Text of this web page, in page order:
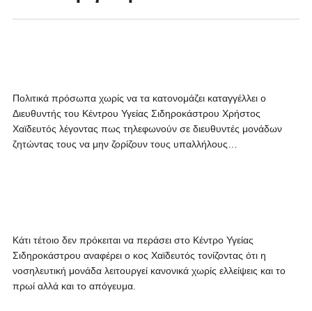
Πολιτικά πρόσωπα χωρίς να τα κατονομάζει καταγγέλλει ο
Διευθυντής του Κέντρου Υγείας Σιδηροκάστρου Χρήστος
Χαϊδευτός λέγοντας πως τηλεφωνούν σε διευθυντές μονάδων
ζητώντας τους να μην ζορίζουν τους υπαλλήλους…
Κάτι τέτοιο δεν πρόκειται να περάσει στο Κέντρο Υγείας
Σιδηροκάστρου αναφέρει ο κος Χαϊδευτός τονίζοντας ότι η
νοσηλευτική μονάδα λειτουργεί κανονικά χωρίς ελλείψεις και το
πρωί αλλά και το απόγευμα.